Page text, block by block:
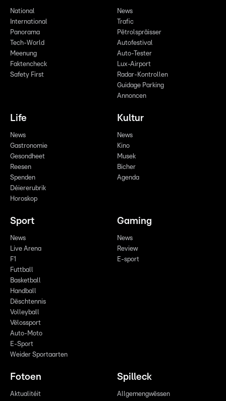
National
International
Panorama
Tech-World
Meenung
Faktencheck
Safety First
News
Trafic
Pëtrolspräisser
Autofestival
Auto-Tester
Lux-Airport
Radar-Kontrollen
Guidage Parking
Annoncen
Life
News
Gastronomie
Gesondheet
Reesen
Spenden
Déiererubrik
Horoskop
Kultur
News
Kino
Musek
Bicher
Agenda
Sport
News
Live Arena
F1
Futtball
Basketball
Handball
Dëschtennis
Volleyball
Vëlossport
Auto-Moto
E-Sport
Weider Sportaarten
Gaming
News
Review
E-sport
Fotoen
Aktualitéit
Spilleck
Allgemengwëssen